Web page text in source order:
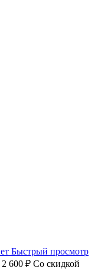
Быстрый просмотр
2 600 ₽ Со скидкой